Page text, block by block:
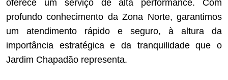
oferece um serviço de alta performance. Com
profundo conhecimento da Zona Norte, garantimos
um atendimento rápido e seguro, à altura da
importância estratégica e da tranquilidade que o
Jardim Chapadão representa.